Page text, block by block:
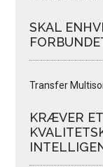
SKAL
Transfer
KRÆVER ET